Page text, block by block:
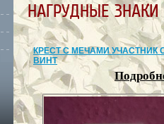
НАГРУДНЫЕ
КРЕСТ С МЕЧАМИ УЧАСТНИК
ВИНТ